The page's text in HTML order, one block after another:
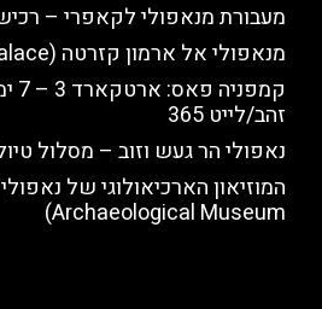
מעבורת מנאפולי לקאפרי –
מנאפולי אל ארמון קזרטה (Caserta Royal Palace)
זהב/לייט 365
נאפולי הר געש וזוב – מסלול
Archaeological Museum)